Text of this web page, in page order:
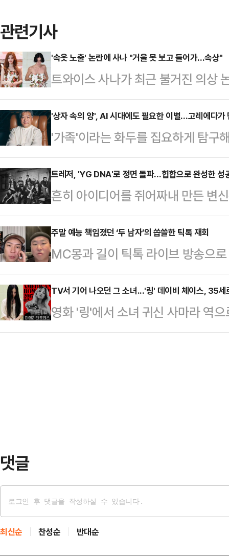
관련기사
'속옷 노출' 논란에 사나 "거울 못 보고 들어가...속상"
트와이스 사나가 최근 불거진 의상
18일 서울 종로구 이마빌딩에서
세션 행사에서 플로럴 패턴이 돋보
참석했다.행사 당시 드레스 밑단이
태로 등장하자 온라인상에서는 '속
다.이후 사나는 팬 소통 플랫폼 버
않게 입었는데, 행사장에 들어갈 때
어진 상태로 …
'상자 속의 양', AI 시대에도 필요한 이별…고레에다
'가족'이라는 화두를 집요하게 탐구
기술 발전의 그늘과 인간의 이기심
를 대신해 한 가정에 입양된 7세 설
야기다. 작품은 가족이 되어가는 과
질 수 있는 존재의 불안을 담아낸
통해 가족의 의미를 다양한 방식으
서 AI와 휴머노이드라는 동시대적
여다…
트레저, 'YG DNA'로 정면 돌파…힙합으로 완성한
흔히 아이디어를 쥐어짜내 만든 변
자각하고 본능을 깨운 변화는 판을
YG를 꿈꾸며 그려왔던 스타일을 6
증거다. 지난 1일 발매한 네 번째
화가 옳았음을 보여준 결정적 분기
지리스닝과 에너제틱한 팝 사운드
힙합을 전면에 내세웠다. 결과는
함께 국내…
주말 예능 책임졌던 ‘두 남자’의 씁쓸한 틱톡 재회
MC몽과 길이 틱톡 라이브 방송으
다.17일 MC몽 팬 사회관계망서비
진행한 틱톡 합동 라이브 방송 영
"형 이거 모자 벗으면 정지 먹어?"
정지를 왜 먹어"라고 답했다. 이에
TV서 기어 나오던 그 소녀...'링' 데이비 체이스, 35세
영화 '링'에서 소녀 귀신 사마라 역
스가 35세 나이로 세상을 떠났다
댓글
최신순 찬성순 반대순